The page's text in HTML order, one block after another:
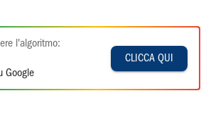
l'algoritmo:
Google
CLICCA QUI